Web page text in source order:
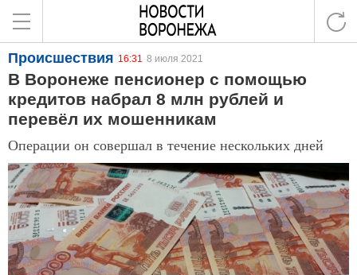
Происшествия 16:31 8 июля 2021
В Воронеже пенсионер с помощью
кредитов набрал 8 млн рублей и
перевёл их мошенникам
Операции он совершал в течение нескольких дней